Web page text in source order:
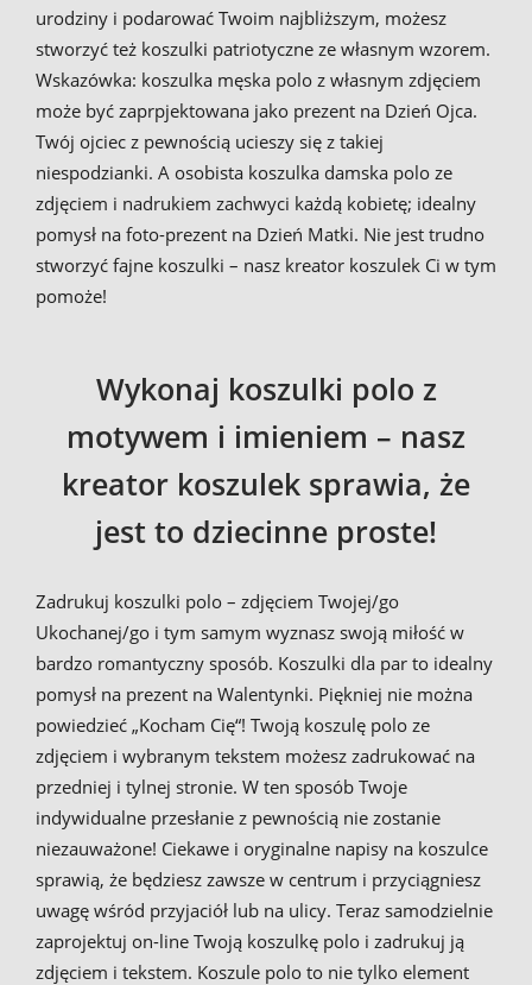
urodziny i podarować Twoim najbliższym, możesz
stworzyć też koszulki patriotyczne ze własnym wzorem.
Wskazówka: koszulka męska polo z własnym zdjęciem
może być zaprpjektowana jako prezent na Dzień Ojca.
Twój ojciec z pewnością ucieszy się z takiej
niespodzianki. A osobista koszulka damska polo ze
zdjęciem i nadrukiem zachwyci każdą kobietę; idealny
pomysł na foto-prezent na Dzień Matki. Nie jest trudno
stworzyć fajne koszulki – nasz kreator koszulek Ci w tym
pomoże!
Wykonaj koszulki polo z
motywem i imieniem – nasz
kreator koszulek sprawia, że
jest to dziecinne proste!
Zadrukuj koszulki polo – zdjęciem Twojej/go
Ukochanej/go i tym samym wyznasz swoją miłość w
bardzo romantyczny sposób. Koszulki dla par to idealny
pomysł na prezent na Walentynki. Piękniej nie można
powiedzieć „Kocham Cię“! Twoją koszulę polo ze
zdjęciem i wybranym tekstem możesz zadrukować na
przedniej i tylnej stronie. W ten sposób Twoje
indywidualne przesłanie z pewnością nie zostanie
niezauważone! Ciekawe i oryginalne napisy na koszulce
sprawią, że będziesz zawsze w centrum i przyciągniesz
uwagę wśród przyjaciół lub na ulicy. Teraz samodzielnie
zaprojektuj on-line Twoją koszulkę polo i zadrukuj ją
zdjęciem i tekstem. Koszule polo to nie tylko element